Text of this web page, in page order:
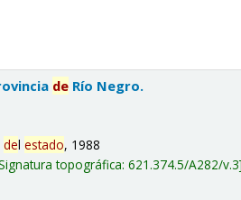
de Río Negro.
delestado, 1988
topográfica:621.374.5/A282/v.3